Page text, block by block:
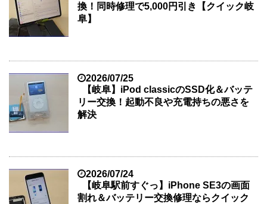
換！同時修理で5,000円引き【クイック岐
阜】
2026/07/25
【岐阜】iPod classicのSSD化＆バッテ
リー交換！起動不良や充電持ちの悪さを
解決
2026/07/24
【岐阜駅前すぐっ】iPhone SE3の画面
割れ＆バッテリー交換修理ならクイック